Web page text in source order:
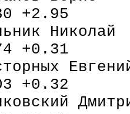
+2.95
+0.31
+0.32